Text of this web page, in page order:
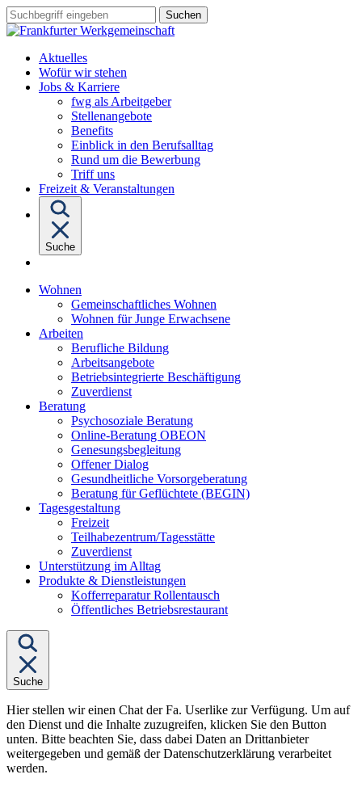
Sprungziel:
Zum
Sprungziel:
Zur
Sprungziel:
Zum
Suchbegriff
eingeben
Aktuelles
Wofür wir stehen
Jobs & KarriereUntermenü
von
"Jobs
&
fwg als Arbeitgeber
Stellenangebote
Benefits
Einblick in den Berufsalltag
Rund um die Bewerbung
Triff uns
Freizeit & Veranstaltungen
Suche
Wohnen
von
"Wohnen"
Gemeinschaftliches Wohnen
Wohnen für Junge Erwachsene
Arbeiten
von
"Arbeiten"
Berufliche Bildung
Arbeitsangebote
Betriebsintegrierte Beschäftigung
Zuverdienst
BeratungUntermenü
von
"Beratung"
Psychosoziale Beratung
Online-Beratung OBEON
Genesungsbegleitung
Offener Dialog
Gesundheitliche Vorsorgeberatung
Beratung für Geflüchtete (BEGIN)
TagesgestaltungUntermenü
"Tagesgestaltung"
Freizeit
Teilhabezentrum/Tagesstätte
Zuverdienst
Unterstützung im Alltag
Produkte & Dienstleistungen
von
"Produkte
&
Kofferreparatur Rollentausch
Öffentliches Betriebsrestaurant
Suche
Hier stellen wir einen Chat der Fa. Userlike zur Verfügung. Um auf
den Dienst und die Inhalte zuzugreifen, klicken Sie den Button
unten. Bitte beachten Sie, dass dabei Daten an Drittanbieter
weitergegeben und gemäß der Datenschutzerklärung verarbeitet
werden.